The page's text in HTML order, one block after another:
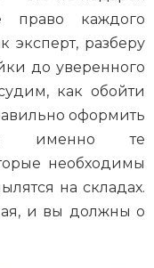
право каждого
эксперт, разберу
до уверенного
как обойти
оформить
именно те
необходимы
на складах.
и вы должны о